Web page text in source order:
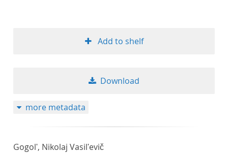
Add to shelf
Download
more metadata
Gogolʹ, Nikolaj Vasilʹevič